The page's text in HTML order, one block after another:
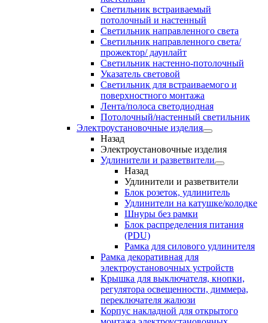
Светильник встраиваемый
потолочный и настенный
Светильник направленного света
Светильник направленного света/
прожектор/ даунлайт
Светильник настенно-потолочный
Указатель световой
Светильник для встраиваемого и
поверхностного монтажа
Лента/полоса светодиодная
Потолочный/настенный светильник
Электроустановочные изделия
Назад
Электроустановочные изделия
Удлинители и разветвители
Назад
Удлинители и разветвители
Блок розеток, удлинитель
Удлинители на катушке/колодке
Шнуры без рамки
Блок распределения питания
(PDU)
Рамка для силового удлинителя
Рамка декоративная для
электроустановочных устройств
Крышка для выключателя, кнопки,
регулятора освещенности, диммера,
переключателя жалюзи
Корпус накладной для открытого